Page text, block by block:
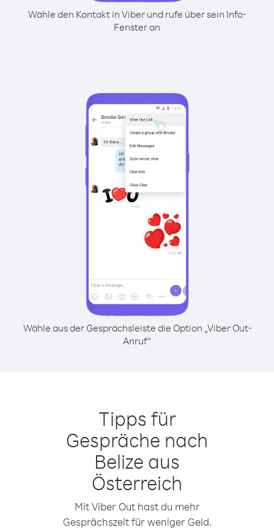
Wähle den Kontakt in Viber und rufe über sein Info-
Fenster an
Wähle aus der Gesprächsleiste die Option „Viber Out-
Anruf“
Tipps für
Gespräche nach
Belize aus
Österreich
Mit Viber Out hast du mehr
Gesprächszeit für weniger Geld.